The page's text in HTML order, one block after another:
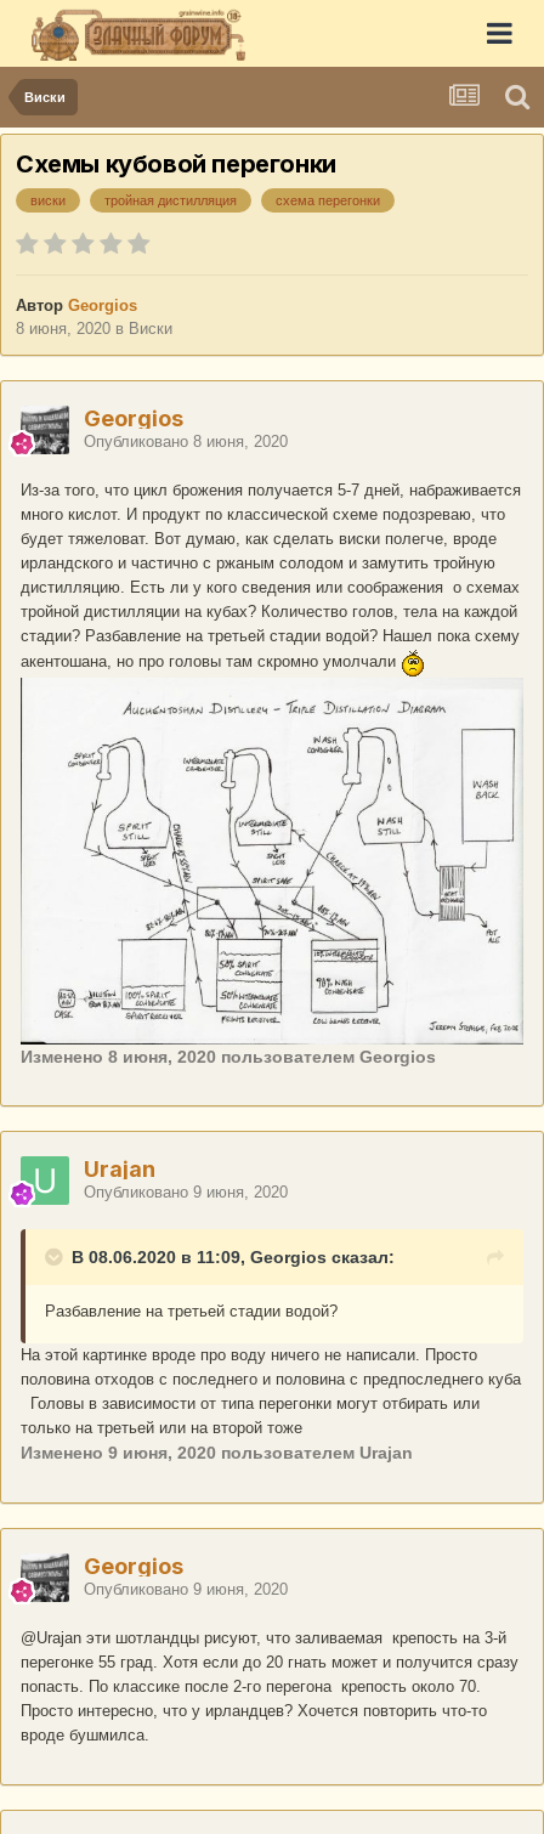
Виски
Схемы кубовой перегонки
виски тройная дистилляция схема перегонки
Автор Georgios
8 июня, 2020 в Виски
Georgios
Опубликовано 8 июня, 2020
Из-за того, что цикл брожения получается 5-7 дней, набраживается
много кислот. И продукт по классической схеме подозреваю, что
будет тяжеловат. Вот думаю, как сделать виски полегче, вроде
ирландского и частично с ржаным солодом и замутить тройную
дистилляцию. Есть ли у кого сведения или соображения о схемах
тройной дистилляции на кубах? Количество голов, тела на каждой
стадии? Разбавление на третьей стадии водой? Нашел пока схему
акентошана, но про головы там скромно умолчали
Изменено 8 июня, 2020 пользователем Georgios
Urajan
Опубликовано 9 июня, 2020
В 08.06.2020 в 11:09, Georgios сказал:
Разбавление на третьей стадии водой?
На этой картинке вроде про воду ничего не написали. Просто
половина отходов с последнего и половина с предпоследнего куба
Головы в зависимости от типа перегонки могут отбирать или
только на третьей или на второй тоже
Изменено 9 июня, 2020 пользователем Urajan
Georgios
Опубликовано 9 июня, 2020
@Urajan эти шотландцы рисуют, что заливаемая крепость на 3-й
перегонке 55 град. Хотя если до 20 гнать может и получится сразу
попасть. По классике после 2-го перегона крепость около 70.
Просто интересно, что у ирландцев? Хочется повторить что-то
вроде бушмилса.